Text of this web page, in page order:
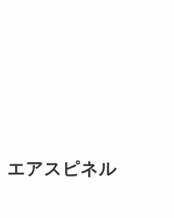
エアスピネル